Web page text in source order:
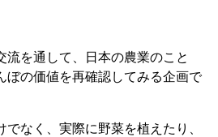
流を通して、日本の農業のこと
ぼの価値を再確認してみる企画で
なく、実際に野菜を植えたり、